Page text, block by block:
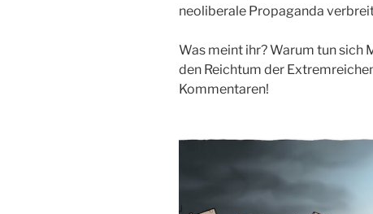
neoliberale Propaganda
Was meint ihr? Warum tun sich
den Reichtum der
Kommentaren!